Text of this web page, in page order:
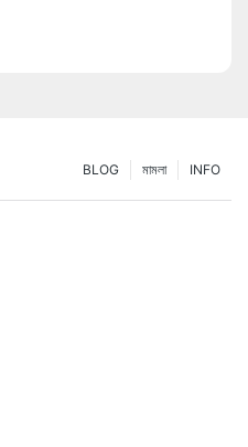
INFO
মামলা
BLOG
উদ্ভাবন
জন্য মূল বিষয়গুলি